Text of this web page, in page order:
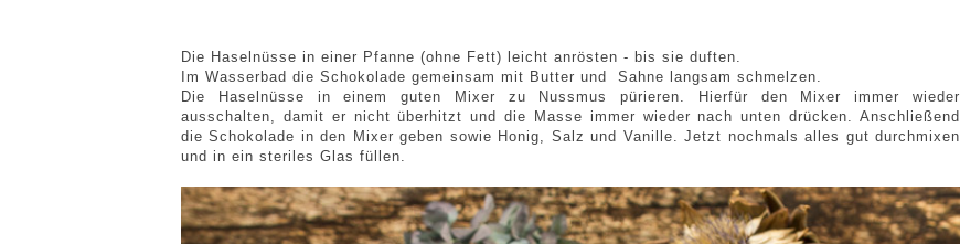
Die Haselnüsse in einer Pfanne (ohne Fett) leicht anrösten - bis sie duften.
Im Wasserbad die Schokolade gemeinsam mit Butter und Sahne langsam schmelzen.
Die Haselnüsse in einem guten Mixer zu Nussmus pürieren. Hierfür den Mixer immer wieder
ausschalten, damit er nicht überhitzt und die Masse immer wieder nach unten drücken. Anschließend
die Schokolade in den Mixer geben sowie Honig, Salz und Vanille. Jetzt nochmals alles gut durchmixen
und in ein steriles Glas füllen.